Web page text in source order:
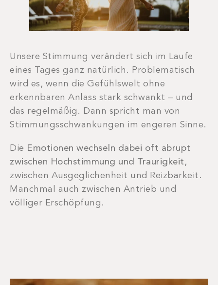
Unsere Stimmung verändert sich im Laufe
eines Tages ganz natürlich. Problematisch
wird es, wenn die Gefühlswelt ohne
erkennbaren Anlass stark schwankt – und
das regelmäßig. Dann spricht man von
Stimmungsschwankungen im engeren Sinne.
Die Emotionen wechseln dabei oft abrupt
zwischen Hochstimmung und Traurigkeit ,
zwischen Ausgeglichenheit und Reizbarkeit.
Manchmal auch zwischen Antrieb und
völliger Erschöpfung.